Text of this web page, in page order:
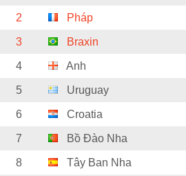
2 Pháp
3 Braxin
4 Anh
5 Uruguay
6 Croatia
7 Bồ Đào Nha
8 Tây Ban Nha